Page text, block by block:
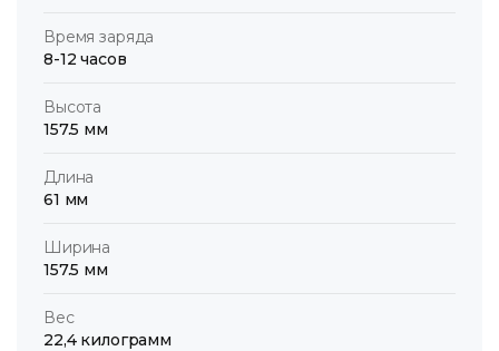
Время заряда
8-12 часов
Высота
157.5 мм
Длина
61 мм
Ширина
157.5 мм
Вес
22,4 килограмм